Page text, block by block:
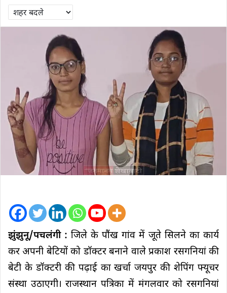
झुंझुनू/पचलंगी : जिले के पौंख गांव में जूते सिलने का कार्य
कर अपनी बेटियों को डॉक्टर बनाने वाले प्रकाश रसगनियां की
बेटी के डॉक्टरी की पढ़ाई का खर्चा जयपुर की शेपिंग फ्यूचर
संस्था उठाएगी। राजस्थान पत्रिका में मंगलवार को रसगनियां